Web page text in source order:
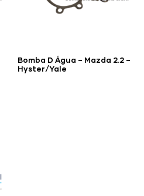
Bomba D Água – Mazda 2.2 –
Hyster/Yale